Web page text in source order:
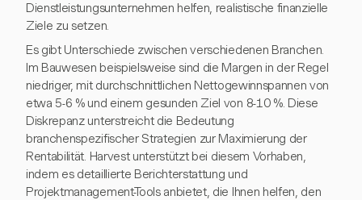
Dienstleistungsunternehmen helfen, realistische finanzielle
Ziele zu setzen.
Es gibt Unterschiede zwischen verschiedenen Branchen.
Im Bauwesen beispielsweise sind die Margen in der Regel
niedriger, mit durchschnittlichen Nettogewinnspannen von
etwa 5-6 % und einem gesunden Ziel von 8-10 %. Diese
Diskrepanz unterstreicht die Bedeutung
branchenspezifischer Strategien zur Maximierung der
Rentabilität. Harvest unterstützt bei diesem Vorhaben,
indem es detaillierte Berichterstattung und
Projektmanagement-Tools anbietet, die Ihnen helfen, den